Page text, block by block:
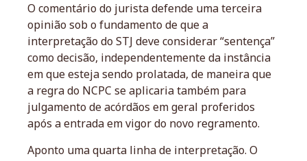
O comentário do jurista defende uma terceira
opinião sob o fundamento de que a
interpretação do STJ deve considerar “sentença”
como decisão, independentemente da instância
em que esteja sendo prolatada, de maneira que
a regra do NCPC se aplicaria também para
julgamento de acórdãos em geral proferidos
após a entrada em vigor do novo regramento.
Aponto uma quarta linha de interpretação. O